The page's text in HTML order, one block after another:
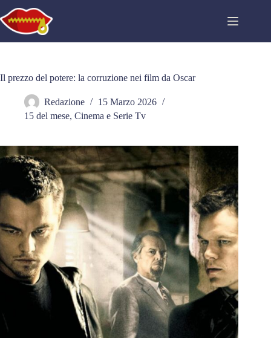
al
contenuto
Il prezzo del potere: la corruzione nei film da Oscar
Redazione
15 Marzo 2026
15 del mese, Cinema e Serie Tv